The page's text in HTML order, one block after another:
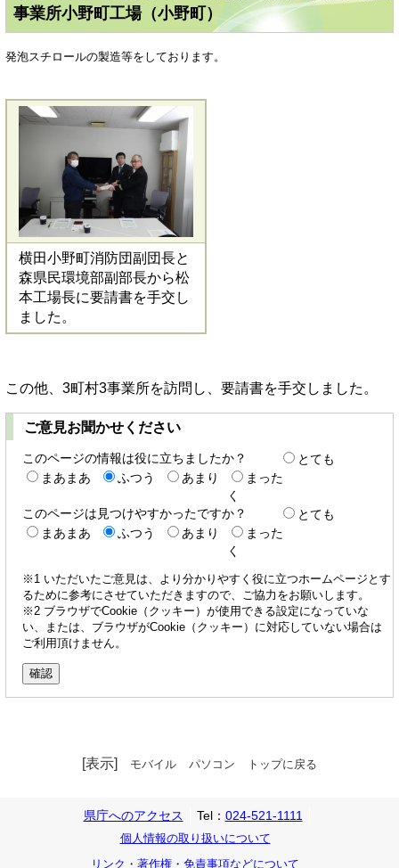
事業所小野町工場（小野町）
発泡スチロールの製造等をしております。
横田小野町消防団副団長と
森県民環境部副部長から松
本工場長に要請書を手交し
ました。
この他、3町村3事業所を訪問し、要請書を手交しました。
ご意見お聞かせください
このページの情報は役に立ちましたか？
とても
まあまあ
ふつう あまり
まった
く
このページは見つけやすかったですか？
とても
まあまあ
ふつう あまり
まった
く
※1 いただいたご意見は、より分かりやすく役に立つホームページとす
るために参考にさせていただきますので、ご協力をお願いします。
※2 ブラウザでCookie（クッキー）が使用できる設定になっていな
い、または、ブラウザがCookie（クッキー）に対応していない場合は
ご利用頂けません。
[表示] モバイル パソコン トップに戻る
県庁へのアクセス Tel： 024-521-1111
個人情報の取り扱いについて
リンク・著作権・免責事項などについて